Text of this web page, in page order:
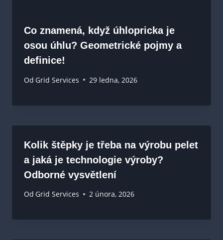
Co znamená, když úhlopricka je
osou úhlu? Geometrické pojmy a
definice!
Od Grid Services 29 ledna, 2026
Kolik štěpky je třeba na výrobu pelet
a jaká je technologie výroby?
Odborné vysvětlení
Od Grid Services 2 února, 2026